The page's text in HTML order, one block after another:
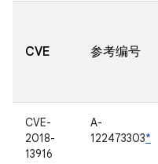
CVE 参考编号
CVE-
2018-
13916
A-
122473303*